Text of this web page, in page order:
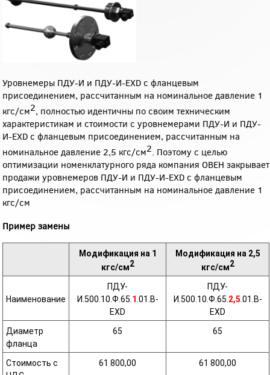
Уровнемеры ПДУ-И и ПДУ-И-EXD с фланцевым
присоединением, рассчитанным на номинальное давление 1
кгс/см2, полностью идентичны по своим техническим
характеристикам и стоимости с уровнемерами ПДУ-И и ПДУ-
И-EXD с фланцевым присоединением, рассчитанным на
номинальное давление 2,5 кгс/см2. Поэтому с целью
оптимизации номенклатурного ряда компания ОВЕН закрывает
продажи уровнемеров ПДУ-И и ПДУ-И-EXD с фланцевым
присоединением, рассчитанным на номинальное давление 1
кгс/см
Пример замены
Модификация на 1
кгс/см2
Модификация на 2,5
кгс/см2
Наименование
ПДУ-
И.500.10.Ф.65. 1 .01.В-
EXD
ПДУ-
И.500.10.Ф.65. 2,5 .01.В-
ЕХD
Диаметр
фланца
65 65
Стоимость с
61 800,00 61 800,00